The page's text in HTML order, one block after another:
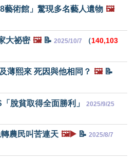
藝術館」驚現多名藝人遺物 🖼️
大祕密 🖼️📝 2025/10/7 （140,103
薄熙來 死因與他相同？ 🖼️📝
脫貧取得全面勝利」 2025/9/25
農民叫苦連天 🖼️▶️ 📝 2025/8/7